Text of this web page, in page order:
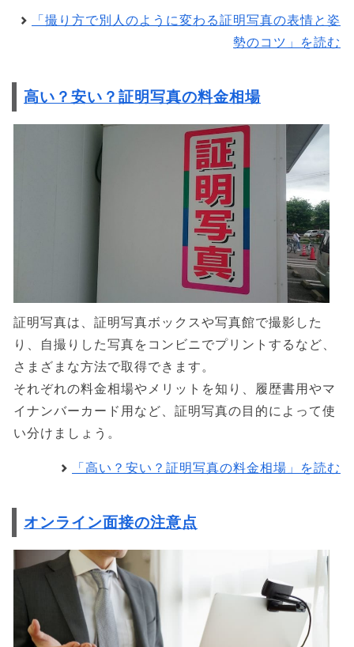
「撮り方で別人のように変わる証明写真の表情と姿
勢のコツ」を読む
高い？安い？証明写真の料金相場
証明写真は、証明写真ボックスや写真館で撮影した
り、自撮りした写真をコンビニでプリントするなど、
さまざまな方法で取得できます。
それぞれの料金相場やメリットを知り、履歴書用やマ
イナンバーカード用など、証明写真の目的によって使
い分けましょう。
「高い？安い？証明写真の料金相場」を読む
オンライン面接の注意点